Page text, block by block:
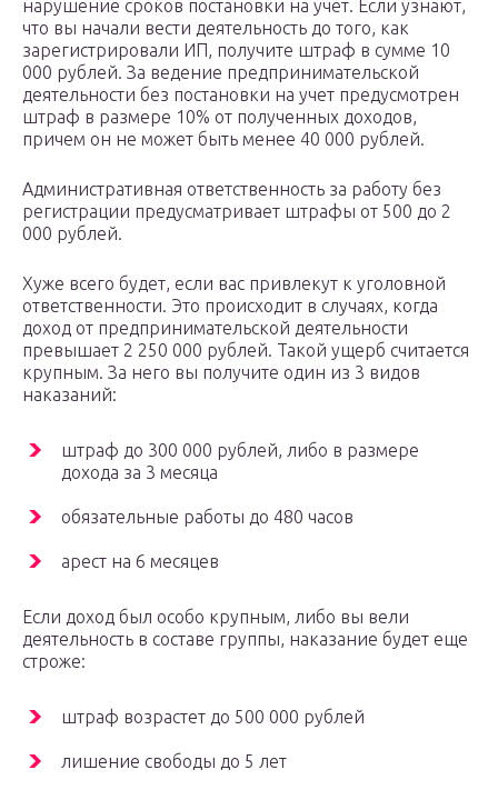
нарушение сроков постановки на учет. Если узнают,
что вы начали вести деятельность до того, как
зарегистрировали ИП, получите штраф в сумме 10
000 рублей. За ведение предпринимательской
деятельности без постановки на учет предусмотрен
штраф в размере 10% от полученных доходов,
причем он не может быть менее 40 000 рублей.
Административная ответственность за работу без
регистрации предусматривает штрафы от 500 до 2
000 рублей.
Хуже всего будет, если вас привлекут к уголовной
ответственности. Это происходит в случаях, когда
доход от предпринимательской деятельности
превышает 2 250 000 рублей. Такой ущерб считается
крупным. За него вы получите один из 3 видов
наказаний:
штраф до 300 000 рублей, либо в размере
дохода за 3 месяца
обязательные работы до 480 часов
арест на 6 месяцев
Если доход был особо крупным, либо вы вели
деятельность в составе группы, наказание будет еще
строже:
штраф возрастет до 500 000 рублей
лишение свободы до 5 лет